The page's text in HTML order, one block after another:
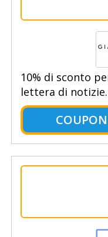
10% di sconto
lettera di notizie.